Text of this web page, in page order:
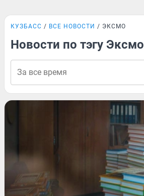
КУЗБАСС ВСЕ НОВОСТИ ЭКСМО
Новости по тэгу Эксмо